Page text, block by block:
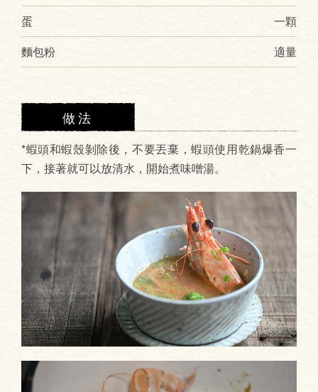
蛋
一顆
麵包粉
適量
做法
*蝦頭和蝦殼剝除後，不要丟棄，蝦頭使用乾鍋爆香一
下，接著就可以放清水，開始煮味噌湯。